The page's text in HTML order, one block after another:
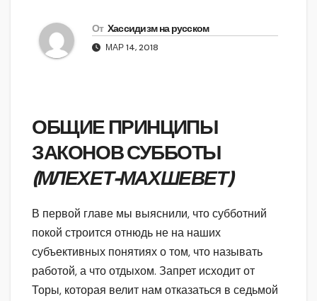
От Хассидизм на русском
МАР 14, 2018
ОБЩИЕ ПРИНЦИПЫ
ЗАКОНОВ СУББОТЫ
(МЛЕХЕТ-МАХШЕВЕТ)
В первой главе мы выяснили, что субботний
покой строится отнюдь не на наших
субъективных понятиях о том, что называть
работой, а что отдыхом. Запрет исходит от
Торы, которая велит нам отказаться в седьмой